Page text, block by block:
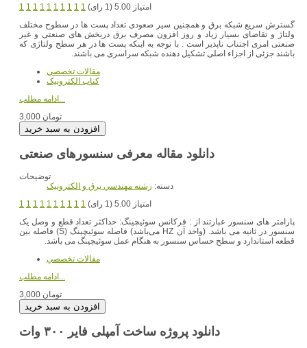
1 1 1 1 1 1 1 1 1 1
امتیاز 5.00 (1 رای)
گسترش سریع شبکه برق و همچنین سیر صعودی تعداد پست ها در سطوح مختلف
ولتاژ و تقاضای بسیار زیاد و روز افزون مصرف برق دربخش های صنعتی و غیر
صنعتی امری اجتناب ناپذیر است . با توجه به اینکه پست ها در هر سطح ولتاژی که
باشند جزئی از اجزاء اصلی تشکیل دهنده شبکه سراسری می باشند.
مقالات تخصصي
کتاب الکترونيک
ادامه مطلب...
3,000 تومان
دانلود مقاله معرفی سنسورهای صنعتی
توضیحات
دسته: رشته مهندسي برق و الکترونيک
1 1 1 1 1 1 1 1 1 1
امتیاز 5.00 (1 رای)
پارامتر های سنسور عبارتند از : فرکانس سوئیچینگ: حداکثر تعداد قطع و وصل یک
سنسور در ثانیه می باشد. (واحد آن HZ می‌باشد) فاصله سوئیچینگ (S) فاصله بین
قطعه استاندارد و سطح حساس سنسور به هنگام عمل سوئیچینگ می باشد.
مقالات تخصصي
ادامه مطلب...
3,000 تومان
دانلود پروژه ساخت آمپلی فایر ۳۰۰ وات